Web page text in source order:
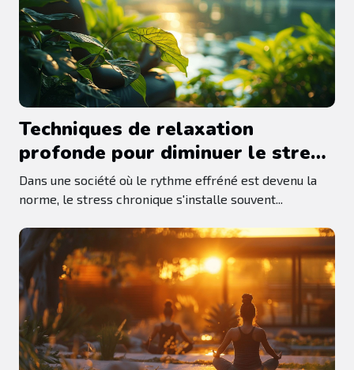
Techniques de relaxation
profonde pour diminuer le stress
chronique
Dans une société où le rythme effréné est devenu la
norme, le stress chronique s'installe souvent...